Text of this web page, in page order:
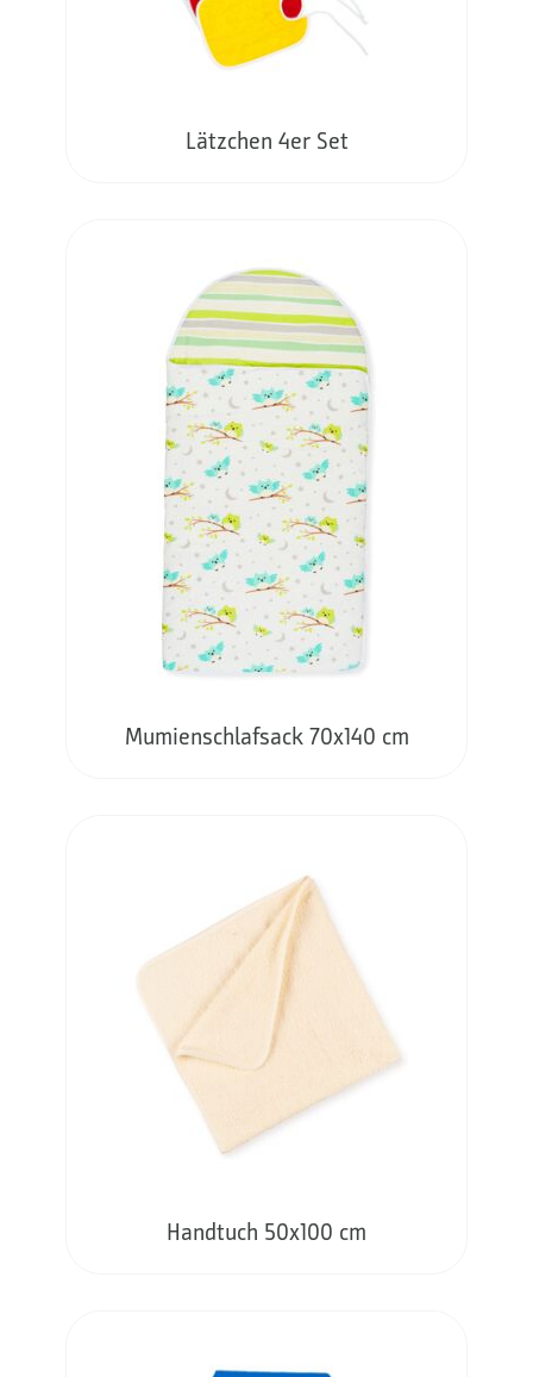
Lätzchen 4er Set
Mumienschlafsack 70x140 cm
Handtuch 50x100 cm